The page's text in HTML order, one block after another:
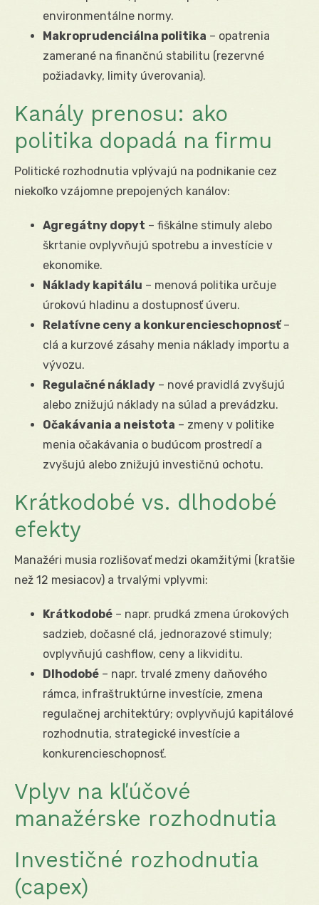
environmentálne normy.
Makroprudenciálna politika – opatrenia
zamerané na finančnú stabilitu (rezervné
požiadavky, limity úverovania).
Kanály prenosu: ako
politika dopadá na firmu
Politické rozhodnutia vplývajú na podnikanie cez
niekoľko vzájomne prepojených kanálov:
Agregátny dopyt – fiškálne stimuly alebo
škrtanie ovplyvňujú spotrebu a investície v
ekonomike.
Náklady kapitálu – menová politika určuje
úrokovú hladinu a dostupnosť úveru.
Relatívne ceny a konkurencieschopnosť–
clá a kurzové zásahy menia náklady importu a
vývozu.
Regulačné náklady – nové pravidlá zvyšujú
alebo znižujú náklady na súlad a prevádzku.
Očakávania a neistota – zmeny v politike
menia očakávania o budúcom prostredí a
zvyšujú alebo znižujú investičnú ochotu.
Krátkodobé vs. dlhodobé
efekty
Manažéri musia rozlišovať medzi okamžitými (kratšie
než 12 mesiacov) a trvalými vplyvmi:
Krátkodobé – napr. prudká zmena úrokových
sadzieb, dočasné clá, jednorazové stimuly;
ovplyvňujú cashflow, ceny a likviditu.
Dlhodobé – napr. trvalé zmeny daňového
rámca, infraštruktúrne investície, zmena
regulačnej architektúry; ovplyvňujú kapitálové
rozhodnutia, strategické investície a
konkurencieschopnosť.
Vplyv na kľúčové
manažérske rozhodnutia
Investičné rozhodnutia
(capex)